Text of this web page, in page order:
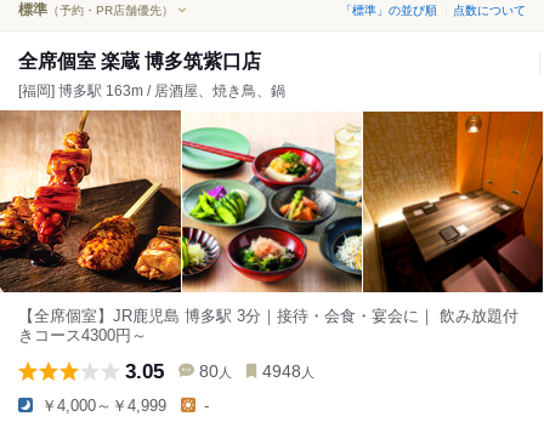
標準 （予約・PR店舗優先） 「標準」の並び順 点数について
全席個室 楽蔵 博多筑紫口店
[福岡] 博多駅 163m / 居酒屋、焼き鳥、鍋
【全席個室】JR鹿児島 博多駅 3分｜接待・会食・宴会に｜ 飲み放題付
きコース4300円～
3.05 80 人 4948 人
￥4,000～￥4,999 -